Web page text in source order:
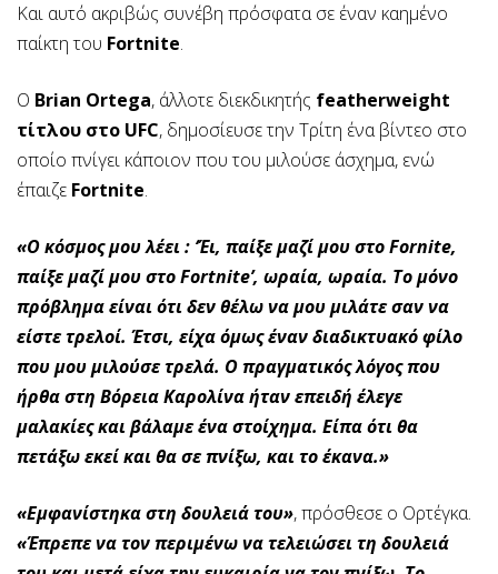
Και αυτό ακριβώς συνέβη πρόσφατα σε έναν καημένο
παίκτη του Fortnite.
Ο Brian Ortega, άλλοτε διεκδικητής featherweight
τίτλου στο UFC, δημοσίευσε την Τρίτη ένα βίντεο στο
οποίο πνίγει κάποιον που του μιλούσε άσχημα, ενώ
έπαιζε Fortnite.
«Ο κόσμος μου λέει : ‘Έι, παίξε μαζί μου στο Fornite,
παίξε μαζί μου στο Fortnite’, ωραία, ωραία. Το μόνο
πρόβλημα είναι ότι δεν θέλω να μου μιλάτε σαν να
είστε τρελοί. Έτσι, είχα όμως έναν διαδικτυακό φίλο
που μου μιλούσε τρελά. Ο πραγματικός λόγος που
ήρθα στη Βόρεια Καρολίνα ήταν επειδή έλεγε
μαλακίες και βάλαμε ένα στοίχημα. Είπα ότι θα
πετάξω εκεί και θα σε πνίξω, και το έκανα.»
«Εμφανίστηκα στη δουλειά του», πρόσθεσε ο Ορτέγκα.
«Έπρεπε να τον περιμένω να τελειώσει τη δουλειά